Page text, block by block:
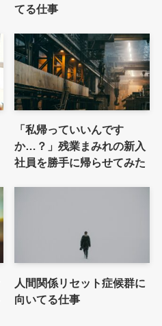
てる仕事
「私帰っていいんです
か…？」残業まみれの新入
社員を勝手に帰らせてみた
人間関係リセット症候群に
向いてる仕事